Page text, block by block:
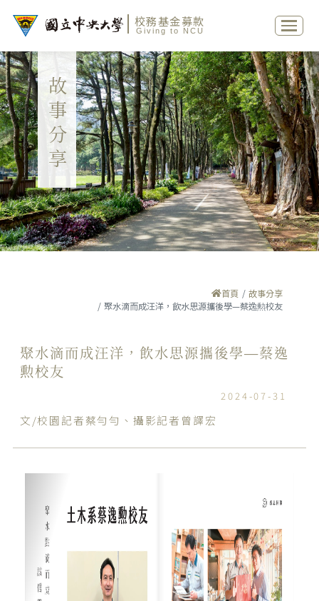
校務基金募款
Giving to NCU
故事分享
首頁
故事分享
聚水滴而成汪洋，飲水思源攜後學—蔡逸勲校友
聚水滴而成汪洋，飲水思源攜後學—蔡逸
勲校友
2024-07-31
文/校園記者蔡勻勻、攝影記者曾譯宏